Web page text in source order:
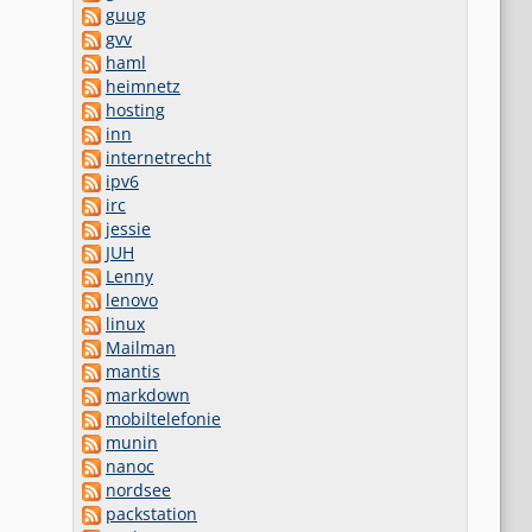
guug
gvv
haml
heimnetz
hosting
inn
internetrecht
ipv6
irc
jessie
JUH
Lenny
lenovo
linux
Mailman
mantis
markdown
mobiltelefonie
munin
nanoc
nordsee
packstation